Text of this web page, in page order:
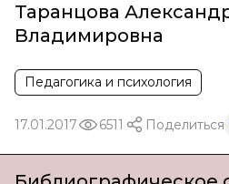
Таранцова
Владимировна
Педагогика и психология
17.01.2017 6511 Поделиться